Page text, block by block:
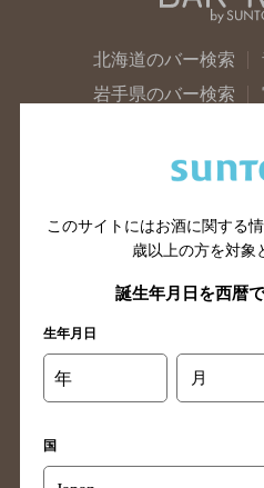
北海道のバー検索
岩手県のバー検索
福島県のバー検索
山梨県のバー検索
神奈川県のバー検索
埼玉県のバー検索
静岡県のバー検索
岐阜県のバー検索
大阪府のバー検索
このサイトにはお酒に関する
歳以上の方を対象
誕生年月日を西暦
生年月日
年 月
国